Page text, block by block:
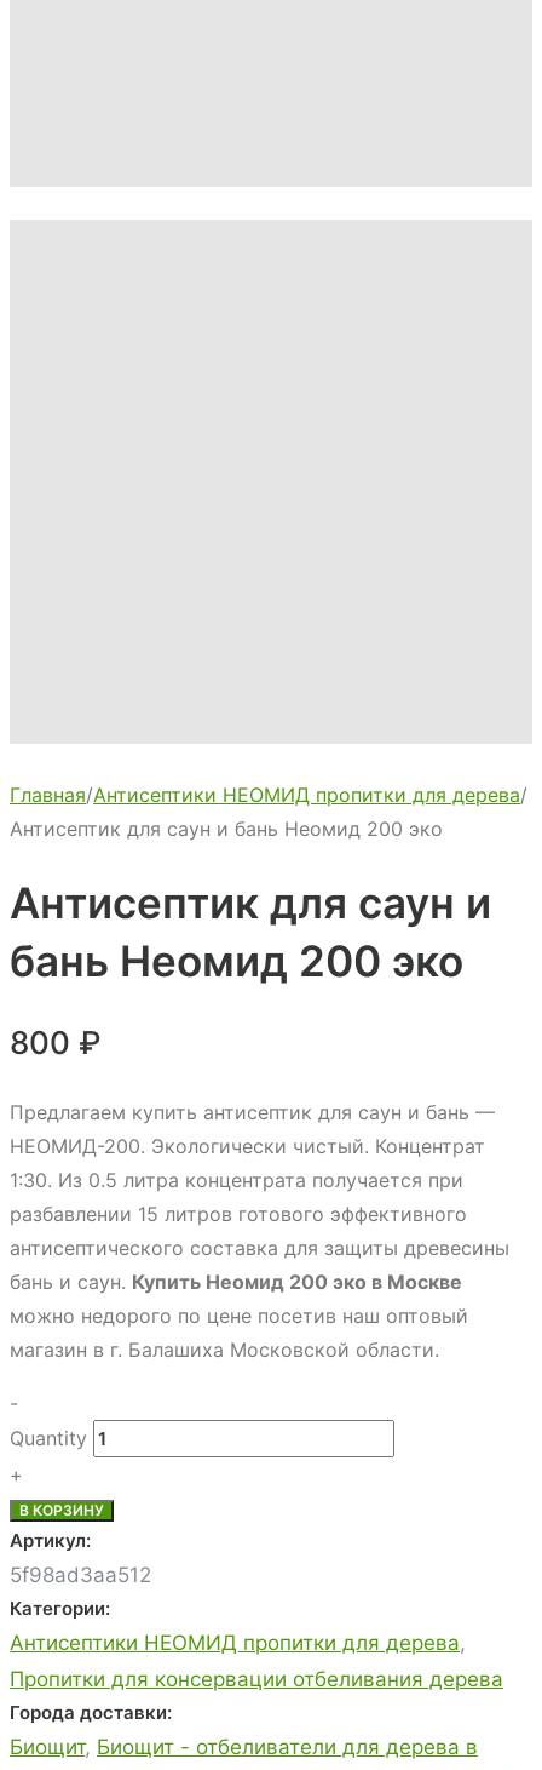
Главная/Антисептики НЕОМИД пропитки для дерева/
Антисептик для саун и бань Неомид 200 эко
Антисептик для саун и
бань Неомид 200 эко
800 ₽
Предлагаем купить антисептик для саун и бань —
НЕОМИД-200. Экологически чистый. Концентрат
1:30. Из 0.5 литра концентрата получается при
разбавлении 15 литров готового эффективного
антисептического составка для защиты древесины
бань и саун. Купить Неомид 200 эко в Москве
можно недорого по цене посетив наш оптовый
магазин в г. Балашиха Московской области.
-
Quantity
+
В КОРЗИНУ
Артикул:
5f98ad3aa512
Категории:
Антисептики НЕОМИД пропитки для дерева,
Пропитки для консервации отбеливания дерева
Города доставки:
Биощит, Биощит - отбеливатели для дерева в